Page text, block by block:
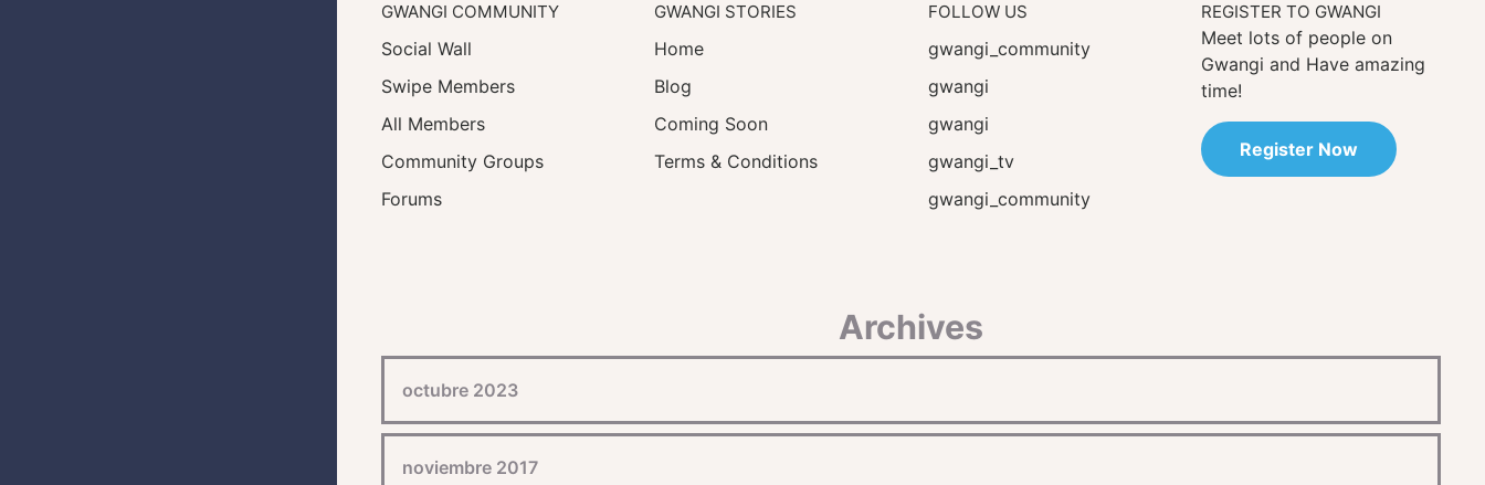
GWANGI COMMUNITY
Social Wall
Swipe Members
All Members
Community Groups
Forums
GWANGI STORIES
Home
Blog
Coming Soon
Terms & Conditions
FOLLOW US
gwangi_community
gwangi
gwangi
gwangi_tv
gwangi_community
REGISTER TO GWANGI
Meet lots of people on
Gwangi and Have amazing
time!
Register Now
Archives
octubre 2023
noviembre 2017